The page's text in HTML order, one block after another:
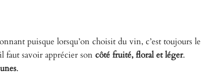
puisque lorsqu’on choisit du vin, c’est toujours le
faut savoir apprécier son côté fruité, floral et léger.
.